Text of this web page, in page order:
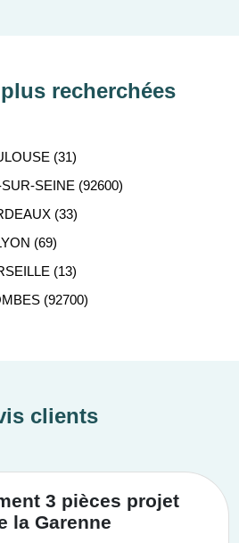
recherchées
(31)
SEINE (92600)
(33)
(69)
(13)
(92700)
clients
3 pièces projet
la Garenne